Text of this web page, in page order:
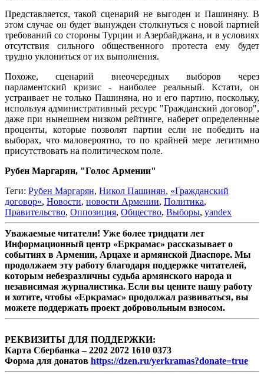
Представляется, такой сценарий не выгоден и Пашиняну. В
этом случае он будет вынужден столкнуться с новой партией
требований со стороны Турции и Азербайджана, и в условиях
отсутствия сильного общественного протеста ему будет
трудно уклониться от их выполнения.
Похоже, сценарий внеочередных выборов через
парламентский кризис - наиболее реальный. Кстати, он
устраивает не только Пашиняна, но и его партию, поскольку,
используя административный ресурс "Гражданский договор",
даже при нынешнем низком рейтинге, наберет определенные
проценты, которые позволят партии если не победить на
выборах, что маловероятно, то по крайней мере легитимно
присутствовать на политическом поле.
Рубен Маргарян, "Голос Армении"
Теги: Рубен Маргарян, Никол Пашинян, «Гражданский
договор», Новости, новости Армении, Политика,
Правительство, Оппозиция, Общество, Выборы, yandex
Уважаемые читатели! Уже более тридцати лет
Информационный центр «Еркрамас» рассказывает о
событиях в Армении, Арцахе и армянской Диаспоре. Мы
продолжаем эту работу благодаря поддержке читателей,
которым небезразличны судьба армянского народа и
независимая журналистика. Если вы цените нашу работу
и хотите, чтобы «Еркрамас» продолжал развиваться, вы
можете поддержать проект добровольным взносом.
РЕКВИЗИТЫ ДЛЯ ПОДДЕРЖКИ:
Карта Сбербанка – 2202 2072 1610 0373
Форма для донатов https://dzen.ru/yerkramas?donate=true